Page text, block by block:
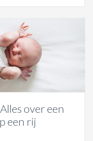
over een
een rij